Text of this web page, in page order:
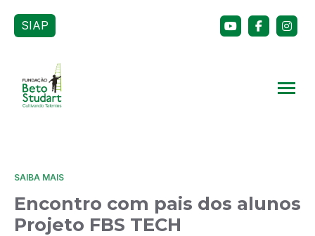
SIAP
SAIBA MAIS
Encontro com pais dos alunos
Projeto FBS TECH